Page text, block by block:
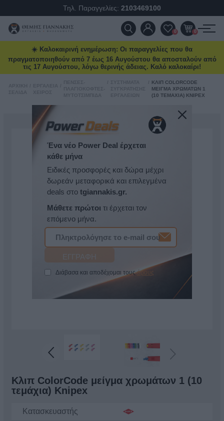
Τηλ. Παραγγελίες: 2103469100
ΠΡΟΪΌΝΤΑ
ΠΡΟΣΦΟΡΈΣ
ΕΠΙΚΟΙΝΩΝΊΑ
ΝΈΑ & ΆΡΘΡΑ
0 0
☀️ Καλοκαιρινή ενημέρωση: Οι παραγγελίες που θα
πραγματοποιηθούν από 7 έως 16 Αυγούστου θα αποσταλούν από
τις 17 Αυγούστου, λόγω θερινής άδειας. Καλό καλοκαίρι!
ΚΛΙΠ COLORCODE
ΜΕΊΓΜΑ ΧΡΩΜΆΤΩΝ 1
(10 ΤΕΜΆΧΙΑ) KNIPEX
Κλιπ ColorCode μείγμα χρωμάτων 1 (10
τεμάχια) Knipex
Κατασκευαστής
Ένα νέο Power Deal έρχεται
κάθε μήνα
Ειδικές προσφορές και δώρα μέχρι
δωρεάν μεταφορικά και επιλεγμένα
deals στο tgiannakis.gr.
Μάθετε πρώτοι τι έρχεται τον
επόμενο μήνα.
Διάβασα και αποδέχομαι τουςόρους